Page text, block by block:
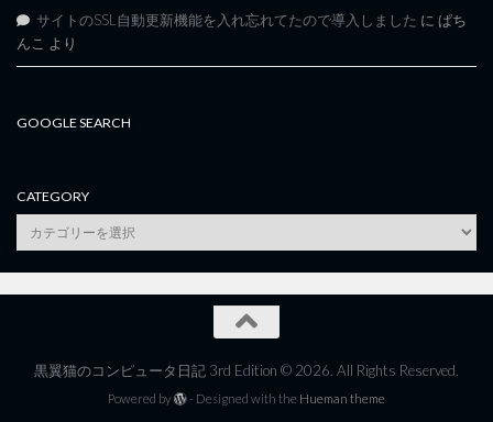
サイトのSSL自動更新機能を入れ忘れてたので導入しました に ぱち
んこ より
GOOGLE SEARCH
CATEGORY
category
黒翼猫のコンピュータ日記 3rd Edition © 2026. All Rights Reserved.
Powered by - Designed with the Hueman theme